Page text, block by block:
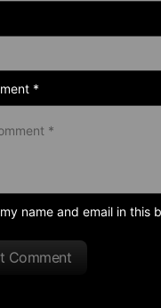
*
name and email in this
Comment